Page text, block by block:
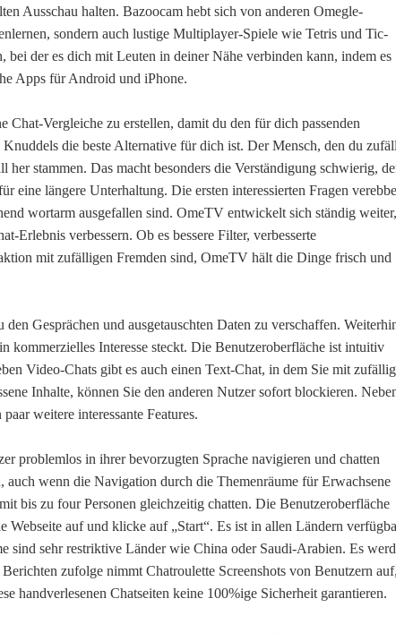
Ausschau halten. Bazoocam hebt sich von anderen Omegle-
sondern auch lustige Multiplayer-Spiele wie Tetris und Tic-
bei der es dich mit Leuten in deiner Nähe verbinden kann, indem es
Apps für Android und iPhone.
Chat-Vergleiche zu erstellen, damit du den für dich passenden
die beste Alternative für dich ist. Der Mensch, den du
stammen. Das macht besonders die Verständigung schwierig,
eine längere Unterhaltung. Die ersten interessierten Fragen
wortarm ausgefallen sind. OmeTV entwickelt sich ständig weiter,
Erlebnis verbessern. Ob es bessere Filter, verbesserte
mit zufälligen Fremden sind, OmeTV hält die Dinge frisch und
Gesprächen und ausgetauschten Daten zu verschaffen.
kommerzielles Interesse steckt. Die Benutzeroberfläche ist intuitiv
Video-Chats gibt es auch einen Text-Chat, in dem Sie mit
Inhalte, können Sie den anderen Nutzer sofort blockieren.
weitere interessante Features.
problemlos in ihrer bevorzugten Sprache navigieren und chatten
auch wenn die Navigation durch die Themenräume für Erwachsene
bis zu four Personen gleichzeitig chatten. Die Benutzeroberfläche
auf und klicke auf „Start“. Es ist in allen Ländern
sind sehr restriktive Länder wie China oder Saudi-Arabien. Es
zufolge nimmt Chatroulette Screenshots von Benutzern
handverlesenen Chatseiten keine 100%ige Sicherheit garantieren.